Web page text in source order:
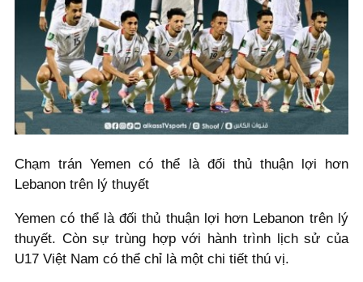
Chạm trán Yemen có thể là đối thủ thuận lợi hơn
Lebanon trên lý thuyết
Yemen có thể là đối thủ thuận lợi hơn Lebanon trên lý
thuyết. Còn sự trùng hợp với hành trình lịch sử của
U17 Việt Nam có thể chỉ là một chi tiết thú vị.